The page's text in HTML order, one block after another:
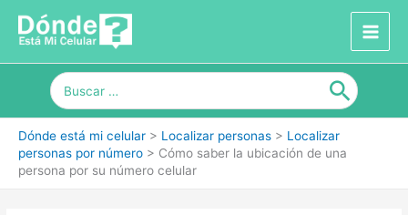
contenido
Buscar
por:
Dónde está mi celular > Localizar personas > Localizar
personas por número > Cómo saber la ubicación de una
persona por su número celular